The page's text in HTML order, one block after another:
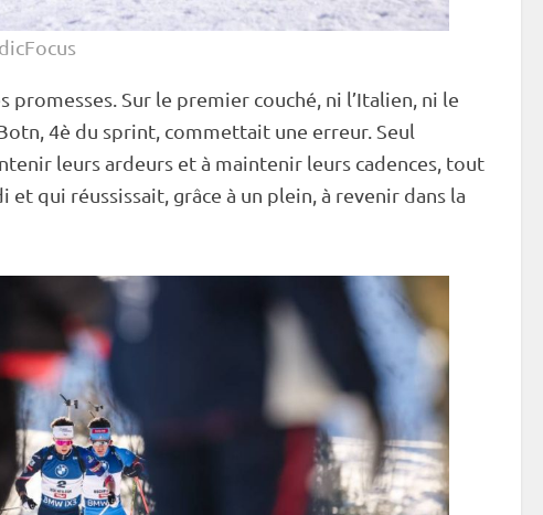
promesses. Sur le premier couché , ni l’Italien, ni le
4è du sprint , commettait une erreur. Seul
leurs ardeurs et à maintenir leurs cadences, tout
qui réussissait, grâce à un plein, à revenir dans la